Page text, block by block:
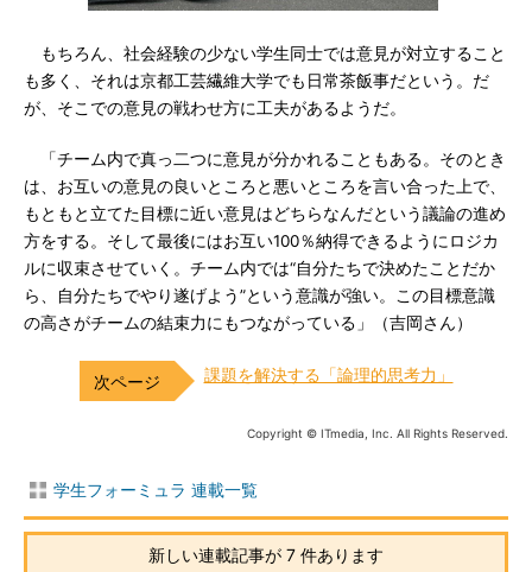
もちろん、社会経験の少ない学生同士では意見が対立すること
も多く、それは京都工芸繊維大学でも日常茶飯事だという。だ
が、そこでの意見の戦わせ方に工夫があるようだ。
「チーム内で真っ二つに意見が分かれることもある。そのとき
は、お互いの意見の良いところと悪いところを言い合った上で、
もともと立てた目標に近い意見はどちらなんだという議論の進め
方をする。そして最後にはお互い100％納得できるようにロジカ
ルに収束させていく。チーム内では“自分たちで決めたことだか
ら、自分たちでやり遂げよう”という意識が強い。この目標意識
の高さがチームの結束力にもつながっている」（吉岡さん）
課題を解決する「論理的思考力」
Copyright © ITmedia, Inc. All Rights Reserved.
学生フォーミュラ 連載一覧
新しい連載記事が 7 件あります